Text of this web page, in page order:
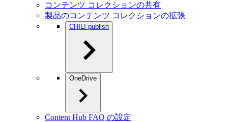
コンテンツ コレクションの共有
製品のコンテンツ コレクションの拡張
CHILI publish
OneDrive
Content Hub FAQ の設定